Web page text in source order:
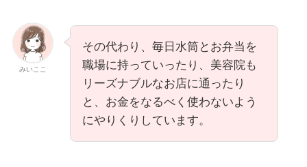
みいここ
その代わり、毎日水筒とお弁当を
職場に持っていったり、美容院も
リーズナブルなお店に通ったり
と、お金をなるべく使わないよう
にやりくりしています。